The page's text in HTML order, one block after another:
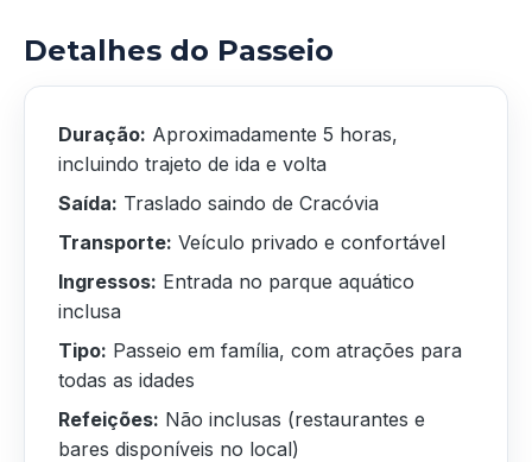
Detalhes do Passeio
Duração: Aproximadamente 5 horas,
incluindo trajeto de ida e volta
Saída: Traslado saindo de Cracóvia
Transporte: Veículo privado e confortável
Ingressos: Entrada no parque aquático
inclusa
Tipo: Passeio em família, com atrações para
todas as idades
Refeições: Não inclusas (restaurantes e
bares disponíveis no local)